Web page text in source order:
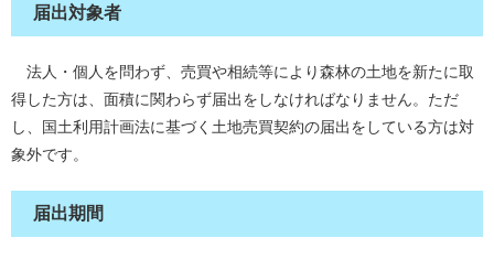
届出対象者
法人・個人を問わず、売買や相続等により森林の土地を新たに取
得した方は、面積に関わらず届出をしなければなりません。ただ
し、国土利用計画法に基づく土地売買契約の届出をしている方は対
象外です。
届出期間